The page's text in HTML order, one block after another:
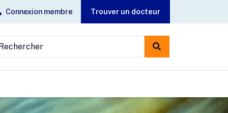
Connexion membre Trouver un docteur